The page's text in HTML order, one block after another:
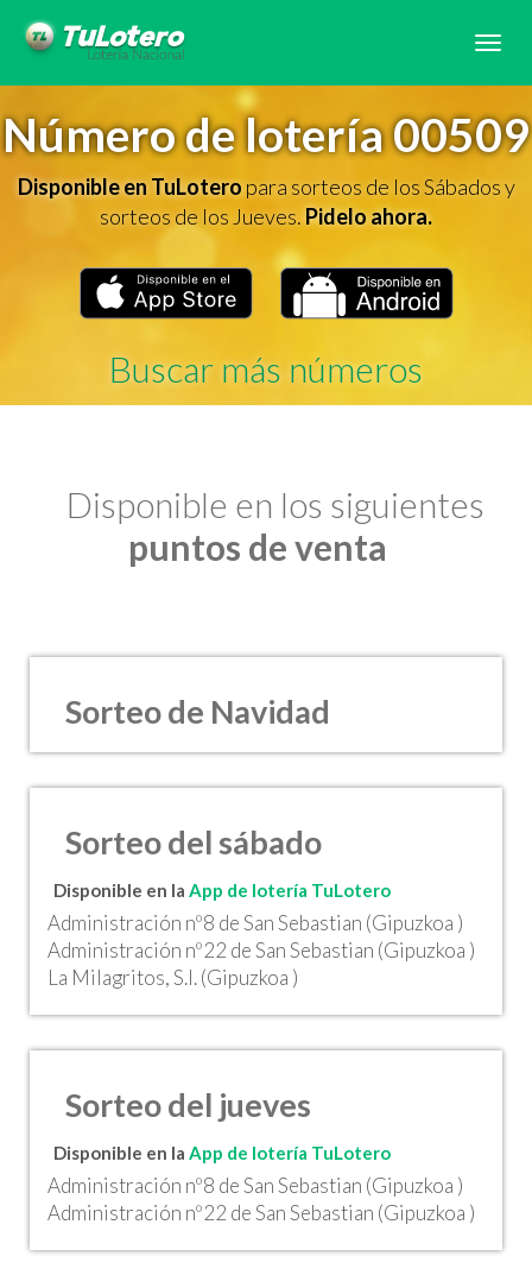
Número de lotería 00509
Disponible en TuLoteropara sorteos de los Sábados y
sorteos de los Jueves.Pidelo ahora.
Buscar más números
Disponible en los siguientes
puntos de venta
Sorteo de Navidad
Sorteo del sábado
Disponible en la App de lotería TuLotero
Administración nº8 de San Sebastian (Gipuzkoa )
Administración nº22 de San Sebastian (Gipuzkoa )
La Milagritos, S.l. (Gipuzkoa )
Sorteo del jueves
Disponible en la App de lotería TuLotero
Administración nº8 de San Sebastian (Gipuzkoa )
Administración nº22 de San Sebastian (Gipuzkoa )